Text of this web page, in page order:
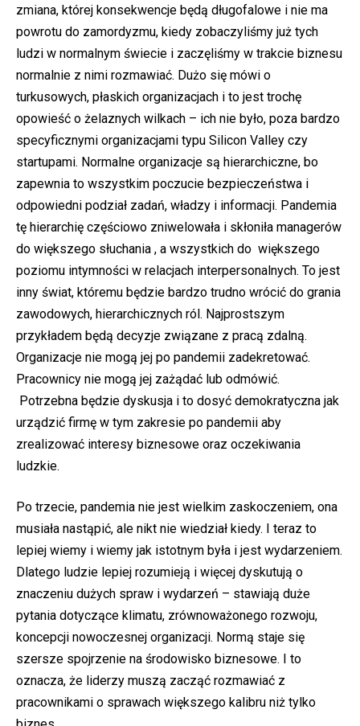
zmiana, której konsekwencje będą długofalowe i nie ma
powrotu do zamordyzmu, kiedy zobaczyliśmy już tych
ludzi w normalnym świecie i zaczęliśmy w trakcie biznesu
normalnie z nimi rozmawiać. Dużo się mówi o
turkusowych, płaskich organizacjach i to jest trochę
opowieść o żelaznych wilkach – ich nie było, poza bardzo
specyficznymi organizacjami typu Silicon Valley czy
startupami. Normalne organizacje są hierarchiczne, bo
zapewnia to wszystkim poczucie bezpieczeństwa i
odpowiedni podział zadań, władzy i informacji. Pandemia
tę hierarchię częściowo zniwelowała i skłoniła managerów
do większego słuchania , a wszystkich do większego
poziomu intymności w relacjach interpersonalnych. To jest
inny świat, któremu będzie bardzo trudno wrócić do grania
zawodowych, hierarchicznych ról. Najprostszym
przykładem będą decyzje związane z pracą zdalną.
Organizacje nie mogą jej po pandemii zadekretować.
Pracownicy nie mogą jej zażądać lub odmówić.
Potrzebna będzie dyskusja i to dosyć demokratyczna jak
urządzić firmę w tym zakresie po pandemii aby
zrealizować interesy biznesowe oraz oczekiwania
ludzkie.
Po trzecie, pandemia nie jest wielkim zaskoczeniem, ona
musiała nastąpić, ale nikt nie wiedział kiedy. I teraz to
lepiej wiemy i wiemy jak istotnym była i jest wydarzeniem.
Dlatego ludzie lepiej rozumieją i więcej dyskutują o
znaczeniu dużych spraw i wydarzeń – stawiają duże
pytania dotyczące klimatu, zrównoważonego rozwoju,
koncepcji nowoczesnej organizacji. Normą staje się
szersze spojrzenie na środowisko biznesowe. I to
oznacza, że liderzy muszą zacząć rozmawiać z
pracownikami o sprawach większego kalibru niż tylko